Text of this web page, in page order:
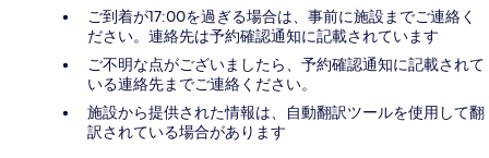
ご到着が17:00を過ぎる場合は、事前に施設までご連絡く
ださい。連絡先は予約確認通知に記載されています
ご不明な点がございましたら、予約確認通知に記載されて
いる連絡先までご連絡ください。
施設から提供された情報は、自動翻訳ツールを使用して翻
訳されている場合があります